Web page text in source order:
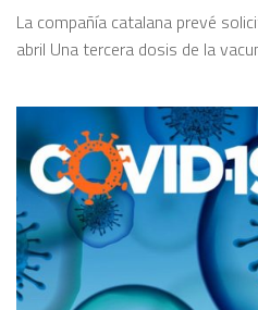
La compañía catalana prevé
abril Una tercera dosis de la